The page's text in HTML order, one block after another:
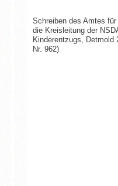
Schreiben des Amtes
die Kreisleitung der
Kinderentzugs, Detmold
Nr. 962)